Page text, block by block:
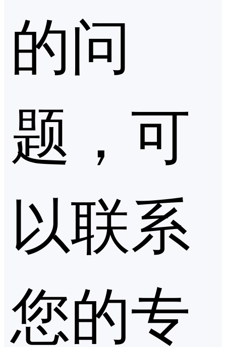
的问
题，可
以联系
您的专